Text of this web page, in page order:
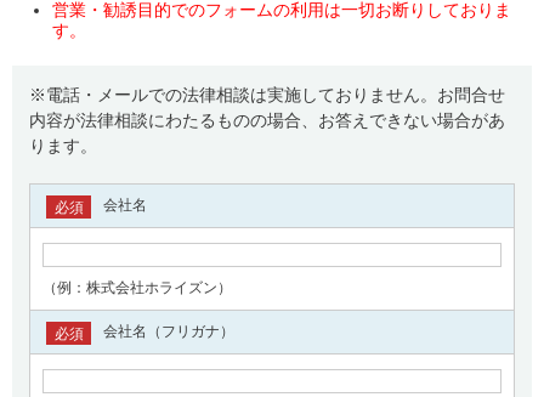
営業・勧誘目的でのフォームの利用は一切お断りしておりま
す。
※電話・メールでの法律相談は実施しておりません。お問合せ
内容が法律相談にわたるものの場合、お答えできない場合があ
ります。
会社名
必須
（例：株式会社ホライズン）
会社名（フリガナ）
必須